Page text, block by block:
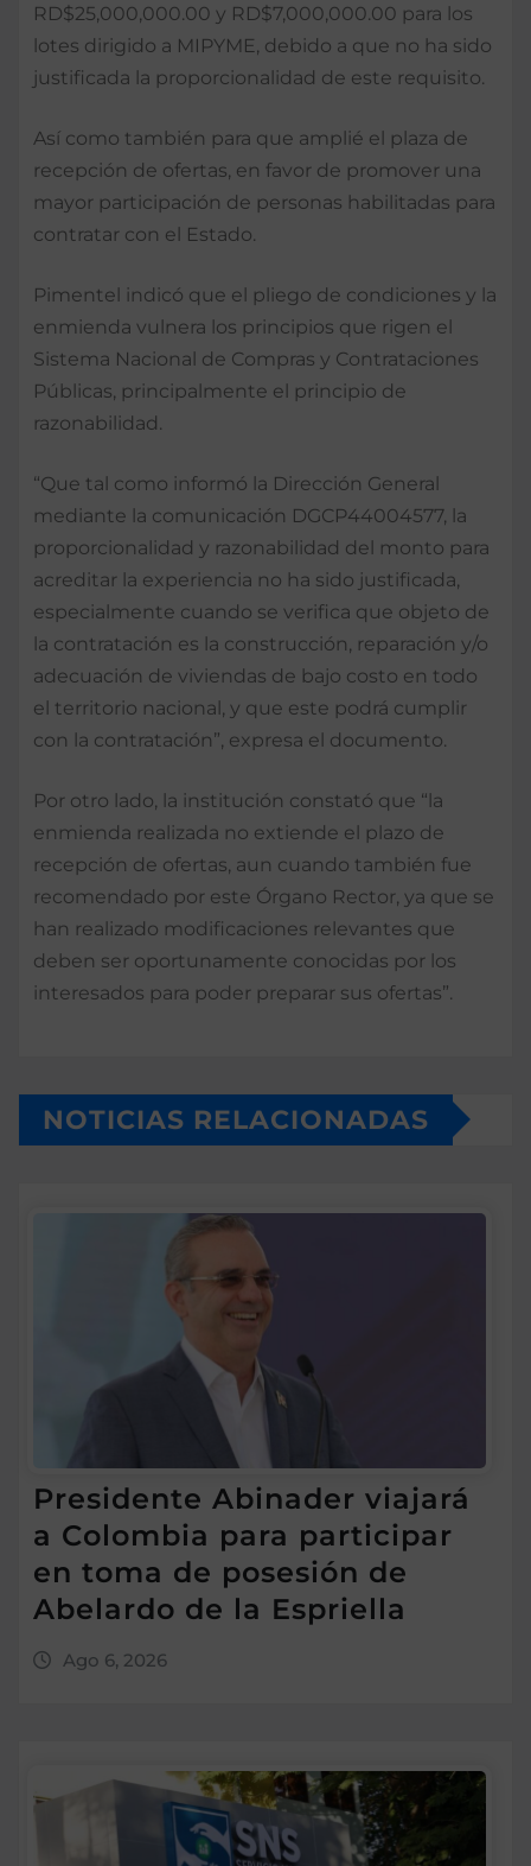
RD$25,000,000.00 y RD$7,000,000.00 para los
lotes dirigido a MIPYME, debido a que no ha sido
justificada la proporcionalidad de este requisito.
Así como también para que amplié el plaza de
recepción de ofertas, en favor de promover una
mayor participación de personas habilitadas para
contratar con el Estado.
Pimentel indicó que el pliego de condiciones y la
enmienda vulnera los principios que rigen el
Sistema Nacional de Compras y Contrataciones
Públicas, principalmente el principio de
razonabilidad.
“Que tal como informó la Dirección General
mediante la comunicación DGCP44004577, la
proporcionalidad y razonabilidad del monto para
acreditar la experiencia no ha sido justificada,
especialmente cuando se verifica que objeto de
la contratación es la construcción, reparación y/o
adecuación de viviendas de bajo costo en todo
el territorio nacional, y que este podrá cumplir
con la contratación”, expresa el documento.
Por otro lado, la institución constató que “la
enmienda realizada no extiende el plazo de
recepción de ofertas, aun cuando también fue
recomendado por este Órgano Rector, ya que se
han realizado modificaciones relevantes que
deben ser oportunamente conocidas por los
interesados para poder preparar sus ofertas”.
NOTICIAS RELACIONADAS
Presidente Abinader viajará
a Colombia para participar
en toma de posesión de
Abelardo de la Espriella
Ago 6, 2026